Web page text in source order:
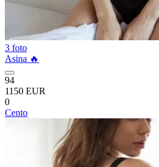
3 foto
Asina 🔥
94
1150 EUR
0
Cento